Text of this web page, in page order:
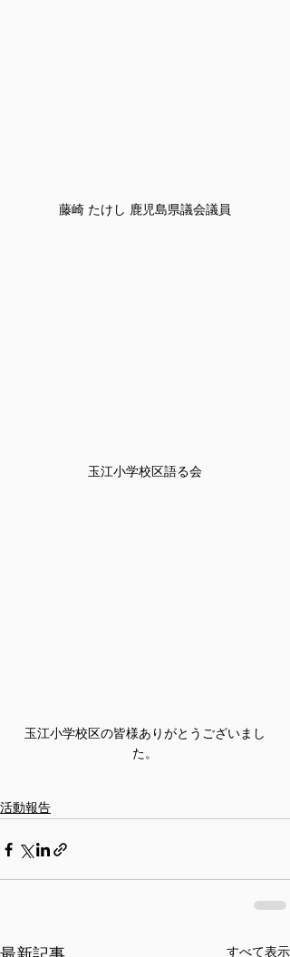
藤崎 たけし 鹿児島県議会議員
玉江小学校区語る会
玉江小学校区の皆様ありがとうございまし
た。
活動報告
すべて表示